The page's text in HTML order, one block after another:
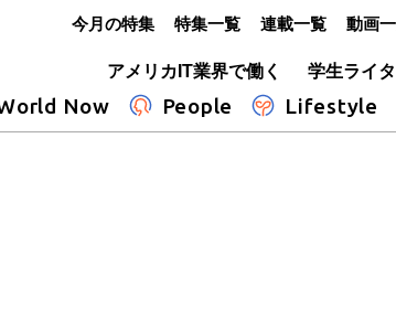
アメリカIT業界で働く
学生ライ
Now People Lifestyle
今月の特集 特集一覧 連載一覧 動画